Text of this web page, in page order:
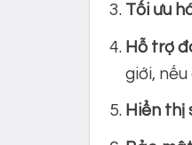
Tối ưu
Hỗ trợ
giới,
Hiển thị